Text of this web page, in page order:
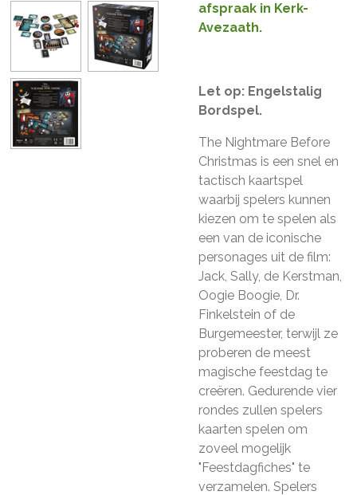
afspraak in Kerk-
Avezaath.
Let op: Engelstalig
Bordspel.
The Nightmare Before
Christmas is een snel en
tactisch kaartspel
waarbij spelers kunnen
kiezen om te spelen als
een van de iconische
personages uit de film:
Jack, Sally, de Kerstman,
Oogie Boogie, Dr.
Finkelstein of de
Burgemeester, terwijl ze
proberen de meest
magische feestdag te
creëren. Gedurende vier
rondes zullen spelers
kaarten spelen om
zoveel mogelijk
"Feestdagfiches" te
verzamelen. Spelers